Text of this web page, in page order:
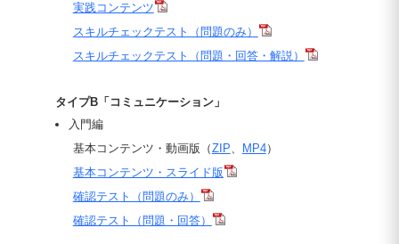
実践コンテンツ
スキルチェックテスト（問題のみ）
スキルチェックテスト（問題・回答・解説）
タイプB「コミュニケーション」
入門編
基本コンテンツ・動画版（ZIP、 MP4）
基本コンテンツ・スライド版
確認テスト（問題のみ）
確認テスト（問題・回答）